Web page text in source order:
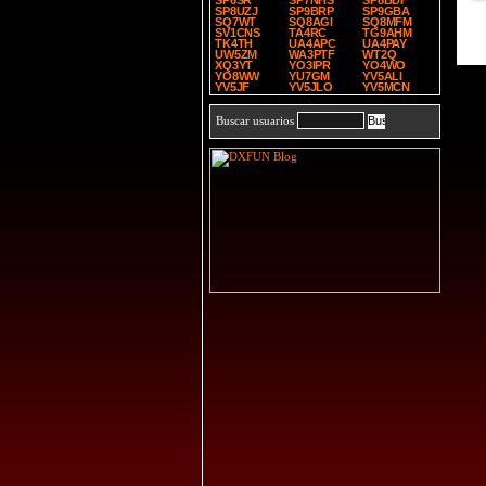
SP8UZJ
SP9BRP
SP9GBA
SQ7WT
SQ8AGI
SQ8MFM
SV1CNS
TA4RC
TG9AHM
TK4TH
UA4APC
UA4PAY
UW5ZM
WA3PTF
WT2Q
XQ3YT
YO3IPR
YO4WO
YO8WW
YU7GM
YV5ALI
YV5JF
YV5JLO YV5MCN
Buscar usuarios